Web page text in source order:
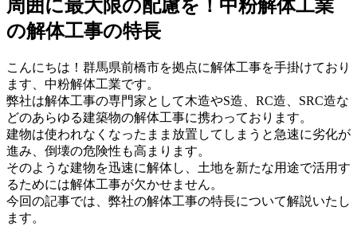
周囲に最大限の配慮を！中粉解体工業
の解体工事の特長
こんにちは！群馬県前橋市を拠点に解体工事を手掛けており
ます、中粉解体工業です。
弊社は解体工事の専門家として木造やS造、RC造、SRC造な
どのあらゆる建築物の解体工事に携わっております。
建物は使われなくなったまま放置してしまうと急速に劣化が
進み、倒壊の危険性も高まります。
そのような建物を迅速に解体し、土地を新たな用途で活用す
るためには解体工事が欠かせません。
今回の記事では、弊社の解体工事の特長について解説いたし
ます。